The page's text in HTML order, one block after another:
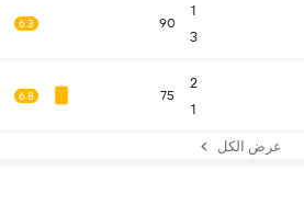
1
3
90
6.3
2
1
75
6.8
عرض الكل